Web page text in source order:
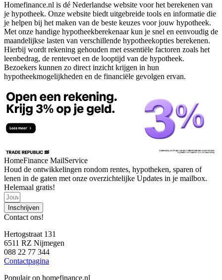
Homefinance.nl is dé Nederlandse website voor het berekenen van
je hypotheek. Onze website biedt uitgebreide tools en informatie die
je helpen bij het maken van de beste keuzes voor jouw hypotheek.
Met onze handige hypotheekberekenaar kun je snel en eenvoudig de
maandelijkse lasten van verschillende hypotheekopties berekenen.
Hierbij wordt rekening gehouden met essentiële factoren zoals het
leenbedrag, de rentevoet en de looptijd van de hypotheek.
Bezoekers kunnen zo direct inzicht krijgen in hun
hypotheekmogelijkheden en de financiële gevolgen ervan.
HomeFinance MailService
Houd de ontwikkelingen rondom rentes, hypotheken, sparen of
lenen in de gaten met onze overzichtelijke Updates in je mailbox.
Helemaal gratis!
Inschrijven
Contact ons!
Hertogstraat 131
6511 RZ Nijmegen
088 22 77 344
Contactpagina
Populair op homefinance.nl